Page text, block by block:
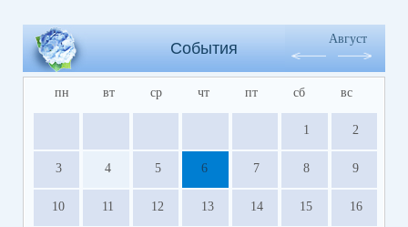
События
Август
пн вт ср чт пт сб вс
1 2
3 4 5 6 7 8 9
10 11 12 13 14 15 16